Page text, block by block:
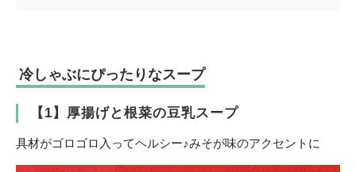
冷しゃぶにぴったりなスープ
【1】厚揚げと根菜の豆乳スープ
具材がゴロゴロ入ってヘルシー♪みそが味のアクセントに